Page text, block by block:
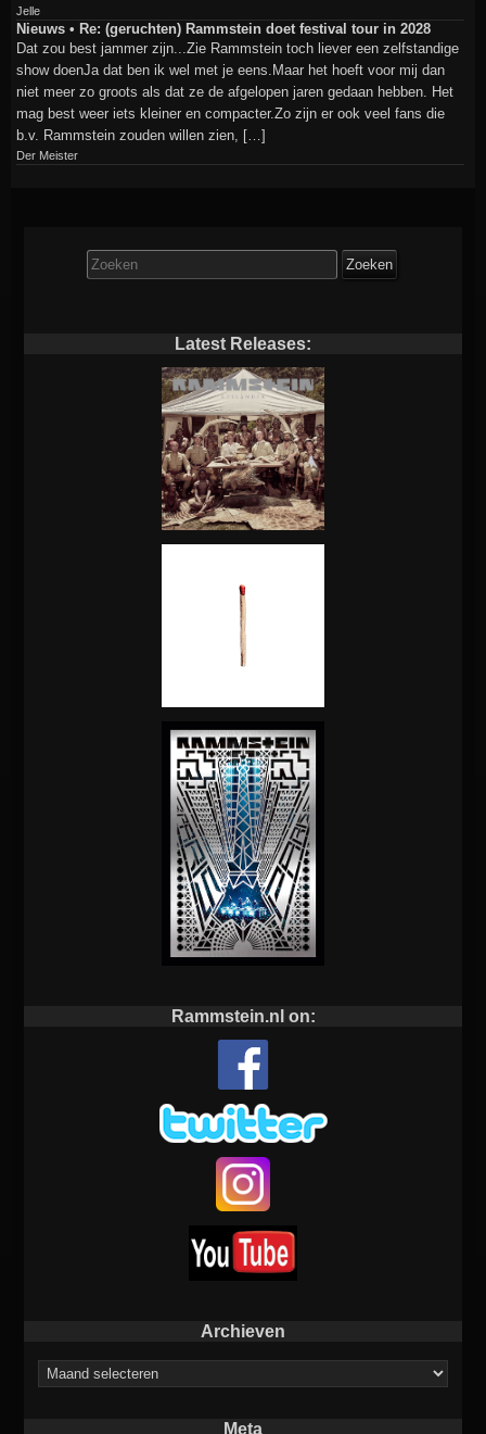
Jelle
Nieuws • Re: (geruchten) Rammstein doet festival tour in 2028
Dat zou best jammer zijn...Zie Rammstein toch liever een zelfstandige
show doenJa dat ben ik wel met je eens.Maar het hoeft voor mij dan
niet meer zo groots als dat ze de afgelopen jaren gedaan hebben. Het
mag best weer iets kleiner en compacter.Zo zijn er ook veel fans die
b.v. Rammstein zouden willen zien, […]
Der Meister
Zoek
naar:
Latest Releases:
Rammstein.nl on:
Archieven
Archieven
Meta